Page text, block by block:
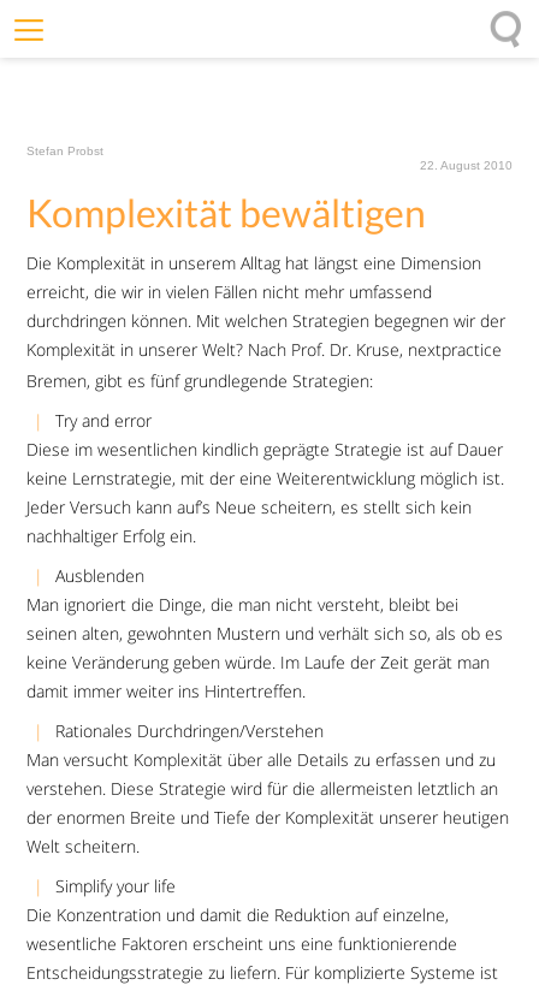
Wirkung
Ursprung
Impulse
Stefan Probst
22. August 2010
Komplexität bewältigen
Die Komplexität in unserem Alltag hat längst eine Dimension
erreicht, die wir in vielen Fällen nicht mehr umfassend
durchdringen können. Mit welchen Strategien begegnen wir der
Komplexität in unserer Welt? Nach Prof. Dr. Kruse, nextpractice
Bremen, gibt es fünf grundlegende Strategien:
Try and error
Diese im wesentlichen kindlich geprägte Strategie ist auf Dauer
keine Lernstrategie, mit der eine Weiterentwicklung möglich ist.
Jeder Versuch kann auf’s Neue scheitern, es stellt sich kein
nachhaltiger Erfolg ein.
Ausblenden
Man ignoriert die Dinge, die man nicht versteht, bleibt bei
seinen alten, gewohnten Mustern und verhält sich so, als ob es
keine Veränderung geben würde. Im Laufe der Zeit gerät man
damit immer weiter ins Hintertreffen.
Rationales Durchdringen/Verstehen
Man versucht Komplexität über alle Details zu erfassen und zu
verstehen. Diese Strategie wird für die allermeisten letztlich an
der enormen Breite und Tiefe der Komplexität unserer heutigen
Welt scheitern.
Simplify your life
Die Konzentration und damit die Reduktion auf einzelne,
wesentliche Faktoren erscheint uns eine funktionierende
Entscheidungsstrategie zu liefern. Für komplizierte Systeme ist